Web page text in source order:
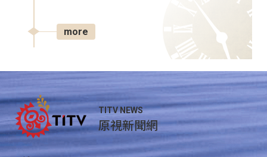
more
TITV NEWS
原視新聞網